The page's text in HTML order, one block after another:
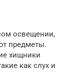
освещении,
предметы.
хищники
как слух и